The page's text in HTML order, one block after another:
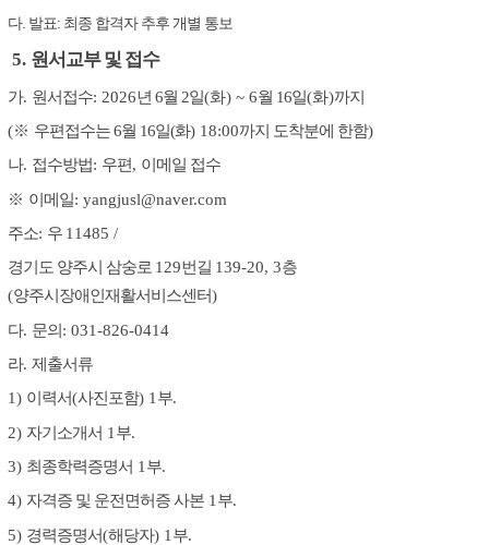
다. 발표: 최종 합격자 추후 개별 통보
5. 원서교부 및 접수
가. 원서접수: 2026년 6월 2일(화) ~ 6월 16일(화)까지
(※ 우편접수는 6월 16일(화) 18:00까지 도착분에 한함)
나. 접수방법: 우편, 이메일 접수
※ 이메일: yangjusl@naver.com
주소: 우 11485 /
경기도 양주시 삼숭로 129번길 139-20, 3층
(양주시장애인재활서비스센터)
다. 문의 : 031-826-0414
라. 제출서류
1) 이력서(사진포함) 1부.
2) 자기소개서 1 부.
3) 최종학력증명서 1 부.
4) 자격증 및 운전면허증 사본 1부.
5) 경력증명서(해당자) 1 부.